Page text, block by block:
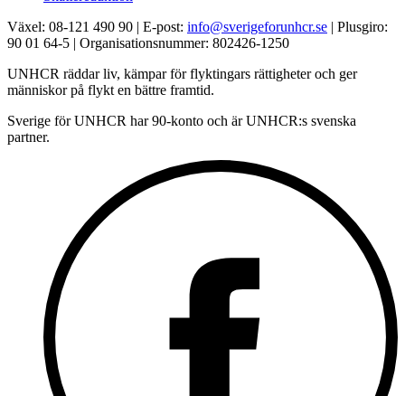
Växel: 08-121 490 90 | E-post: info@sverigeforunhcr.se | Plusgiro:
90 01 64-5 | Organisationsnummer: 802426-1250
UNHCR räddar liv, kämpar för flyktingars rättigheter och ger
människor på flykt en bättre framtid.
Sverige för UNHCR har 90-konto och är UNHCR:s svenska
partner.